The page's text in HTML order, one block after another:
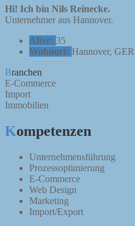
Hi! Ich bin Nils Reinecke.
Unternehmer aus Hannover.
Alter: 35
Wohnort: Hannover, GER
Branchen
E-Commerce
Import
Immobilien
Kompetenzen
Unternehmensführung
Prozessoptimierung
E-Commerce
Web Design
Marketing
Import/Export